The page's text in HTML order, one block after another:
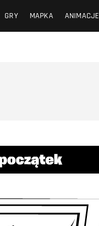
GRY MAPKA ANIMACJE